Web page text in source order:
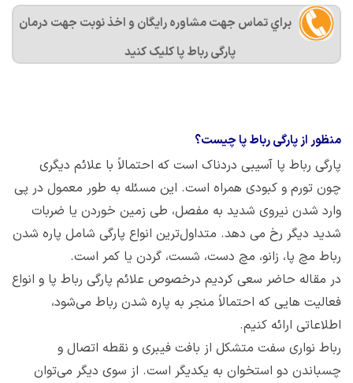
براي تماس جهت مشاوره رايگان و اخذ نوبت جهت درمان
پارگی رباط پا کليک کنيد
منظور از پارگی رباط پا چیست؟
پارگی رباط پا آسیبی دردناک است که احتمالاً با علائم دیگری
چون تورم و کبودی همراه است. این مسئله به طور معمول در پی
وارد شدن نیروی شدید به مفصل، طی زمین خوردن یا ضربات
شدید دیگر رخ می دهد. متداول‌ترین انواع پارگی شامل پاره شدن
رباط مچ پا، زانو، مچ دست، شست، گردن یا کمر است.
در مقاله حاضر سعی کردیم درخصوص علائم پارگی رباط پا و انواع
فعالیت هایی که احتمالاً منجر به پاره شدن رباط می‌شود،
اطلاعاتی ارائه کنیم.
رباط نواری سفت متشکل از بافت فیبری و نقطه اتصال و
چسباندن دو استخوان به یکدیگر است. از سوی دیگر می‌توان